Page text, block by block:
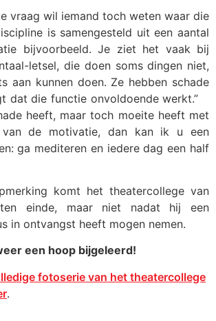
vraag wil iemand toch weten waar die
is samengesteld uit een aantal
bijvoorbeeld. Je ziet het vaak bij
letsel, die doen soms dingen niet,
aan kunnen doen. Ze hebben schade
dat die functie onvoldoende werkt.”
heeft, maar toch moeite heeft met
van de motivatie, dan kan ik u een
ga mediteren en iedere dag een half
komt het theatercollege van
einde, maar niet nadat hij een
in ontvangst heeft mogen nemen.
een hoop bijgeleerd!
fotoserie van het theatercollege
.